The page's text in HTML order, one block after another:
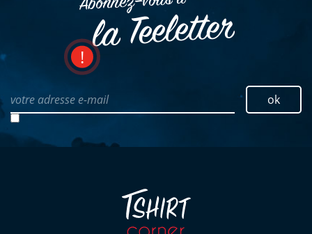
la Teeletter
votre adresse e-mail ok